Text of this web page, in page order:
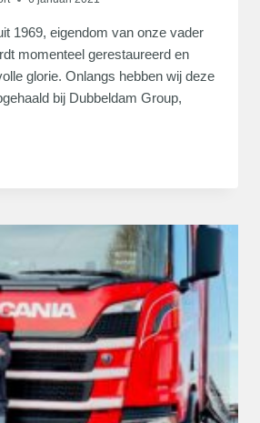
1969, eigendom van onze vader
momenteel gerestaureerd en
glorie. Onlangs hebben wij deze
bij Dubbeldam Group,